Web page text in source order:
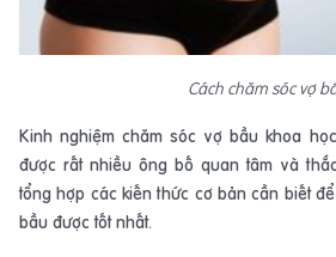
Cách chăm sóc vợ
Kinh nghiệm chăm sóc vợ bầu khoa
được rất nhiều ông bố quan tâm và
tổng hợp các kiến thức cơ bản cần biết
bầu được tốt nhất.